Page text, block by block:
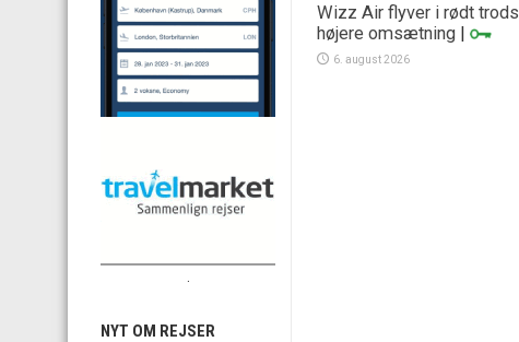
Wizz Air flyver i rødt trods
højere omsætning |
6. august 2026
NYT OM REJSER